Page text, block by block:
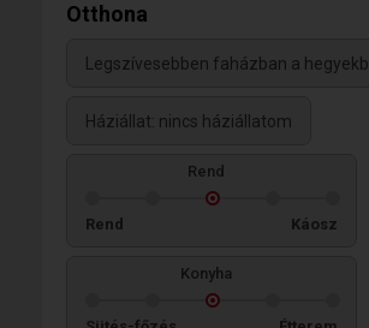
Otthona
Legszívesebben faházban a
Háziállat: nincs háziállatom
Rend
Rend Káosz
Konyha